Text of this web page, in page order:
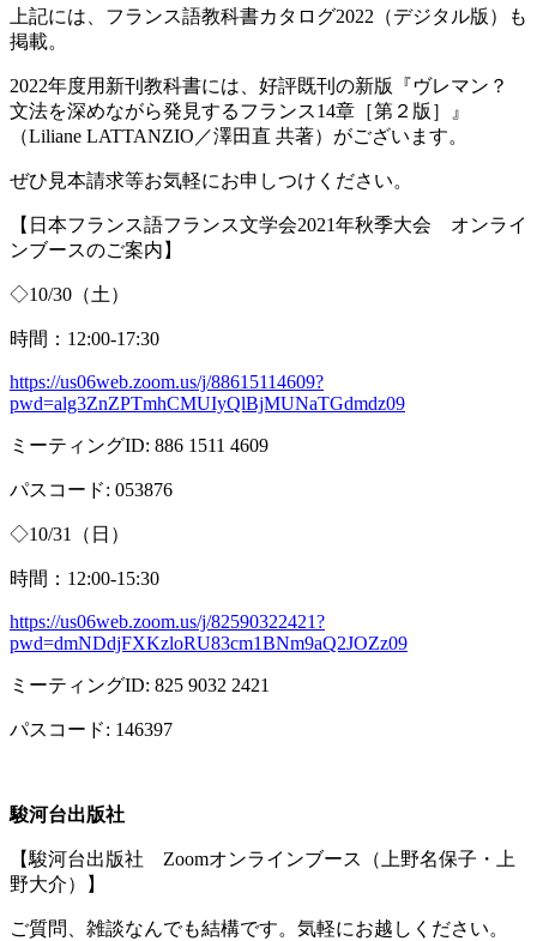
上記には、フランス語教科書カタログ2022 （デジタル版）も
掲載。
2022年度用新刊教科書には、好評既刊の新版『ヴレマン？
文法を深めながら発見するフランス14章［第２版］』
（Liliane LATTANZIO ／澤田直 共著）がございます。
ぜひ見本請求等お気軽にお申しつけください。
【日本フランス語フランス文学会2021年秋季大会 オンライ
ンブースのご案内】
◇10/30 （土）
時間： 12:00-17:30
https://us06web.zoom.us/j/88615114609?
pwd=alg3ZnZPTmhCMUIyQlBjMUNaTGdmdz09
ミーティングID: 886 1511 4609
パスコード: 053876
◇10/31 （日）
時間： 12:00-15:30
https://us06web.zoom.us/j/82590322421?
pwd=dmNDdjFXKzloRU83cm1BNm9aQ2JOZz09
ミーティングID: 825 9032 2421
パスコード: 146397
駿河台出版社
【駿河台出版社 Zoomオンラインブース（上野名保子・上
野大介）】
ご質問、雑談なんでも結構です。気軽にお越しください。